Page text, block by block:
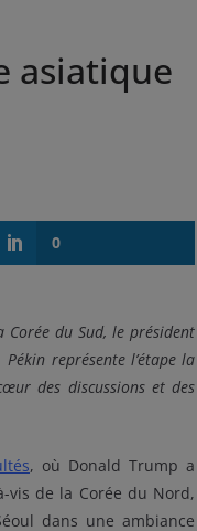
asiatique
0
du Sud, le président
représente l’étape la
des discussions et des
, où Donald Trump a
vis de la Corée du Nord,
dans une ambiance